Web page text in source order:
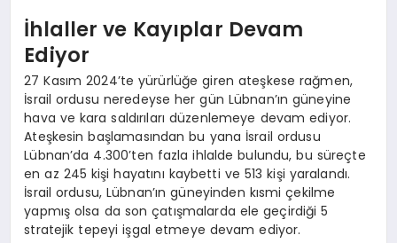
İhlaller ve Kayıplar Devam
Ediyor
27 Kasım 2024’te yürürlüğe giren ateşkese rağmen,
İsrail ordusu neredeyse her gün Lübnan’ın güneyine
hava ve kara saldırıları düzenlemeye devam ediyor.
Ateşkesin başlamasından bu yana İsrail ordusu
Lübnan’da 4.300’ten fazla ihlalde bulundu, bu süreçte
en az 245 kişi hayatını kaybetti ve 513 kişi yaralandı.
İsrail ordusu, Lübnan’ın güneyinden kısmi çekilme
yapmış olsa da son çatışmalarda ele geçirdiği 5
stratejik tepeyi işgal etmeye devam ediyor.